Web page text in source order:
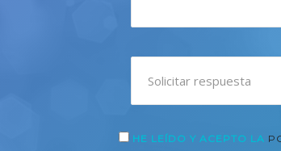
HE LEÍDO Y ACEPTO LA